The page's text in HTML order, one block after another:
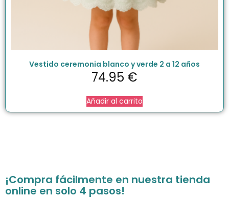
Vestido ceremonia blanco y verde 2 a 12 años
74.95 €
Añadir al carrito
¡Compra fácilmente en nuestra tienda
online en solo 4 pasos!